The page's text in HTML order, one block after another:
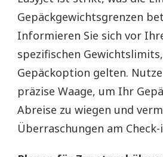
Gepäckgewichtsgrenzen
Informieren Sie sich vor
spezifischen
Gepäckoption gelten.
präzise Waage, um Ihr
Abreise zu wiegen und
Überraschungen am Check-